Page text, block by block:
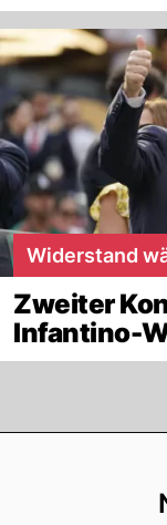
Widerstand
Zweiter
Infantino-